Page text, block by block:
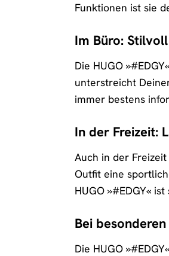
Funktionen ist sie
Im Büro:
Die HUGO
unterstreicht
immer bestens
In der Freizeit:
Auch in der
Outfit eine
HUGO »#EDGY«
Bei
Die HUGO